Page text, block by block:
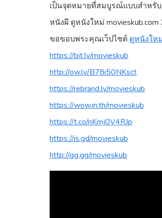
เป็นจุดหมายที่สมบูรณ์แบบสำหรั
หนังผี ดูหนังใหม่
ขอขอบพระคุณเว็ปไซต์ ดูหนังให
https://bit.ly/movieskub
http://ow.ly/B78i50NKsct
https://rebrand.ly/movieskub
https://wow.in.th/movieskub
https://t.co/nKmj0V4RJp
https://is.gd/movieskub
http://gg.gg/movieskub